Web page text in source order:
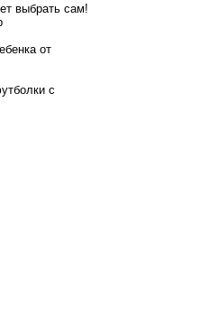
выбрать сам!
от
с